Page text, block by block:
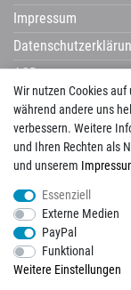
Wir nutzen Cookies
während andere uns
verbessern. Weitere
und Ihren Rechten als
und unserem
Essenziell
Externe Medien
PayPal
Funktional
Weitere Einstellungen
Impressum
AGB
Widerrufsrecht
Avenarius
Corpotherma
Del
ermes aurelia
HSK
Imso KIS
Pecasa
Placke